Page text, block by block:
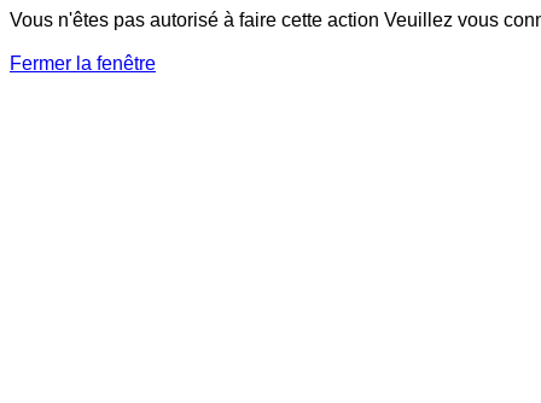
Vous n'êtes pas autorisé à faire cette action Veuillez vous
Fermer la fenêtre